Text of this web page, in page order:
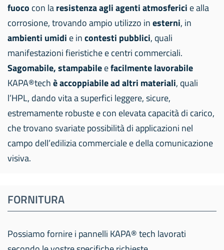
fuoco con laresistenza agli agenti atmosferici e alla
corrosione, trovando ampio utilizzo inesterni, in
ambienti umidi e incontesti pubblici, quali
manifestazioni fieristiche e centri commerciali.
Sagomabile, stampabileefacilmente lavorabile
KAPA®techè accoppiabile ad altri materiali, quali
l’HPL, dando vita a superfici leggere, sicure,
estremamente robuste e con elevata capacità di carico,
che trovano svariate possibilità di applicazioni nel
campo dell’edilizia commerciale e della comunicazione
visiva.
FORNITURA
Possiamo fornire i pannelli KAPA® tech lavorati